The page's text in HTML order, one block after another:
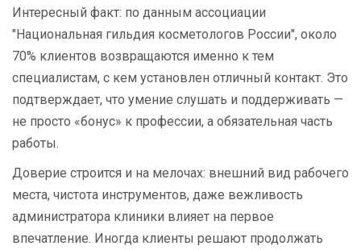
Интересный факт: по данным ассоциации
"Национальная гильдия косметологов России", около
70% клиентов возвращаются именно к тем
специалистам, с кем установлен отличный контакт. Это
подтверждает, что умение слушать и поддерживать —
не просто «бонус» к профессии, а обязательная часть
работы.
Доверие строится и на мелочах: внешний вид рабочего
места, чистота инструментов, даже вежливость
администратора клиники влияет на первое
впечатление. Иногда клиенты решают продолжать